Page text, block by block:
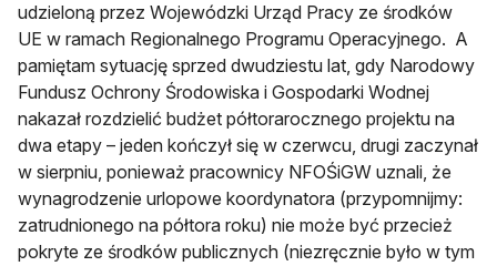
udzieloną przez Wojewódzki Urząd Pracy ze środków
UE w ramach Regionalnego Programu Operacyjnego. A
pamiętam sytuację sprzed dwudziestu lat, gdy Narodowy
Fundusz Ochrony Środowiska i Gospodarki Wodnej
nakazał rozdzielić budżet półtorarocznego projektu na
dwa etapy – jeden kończył się w czerwcu, drugi zaczynał
w sierpniu, ponieważ pracownicy NFOŚiGW uznali, że
wynagrodzenie urlopowe koordynatora (przypomnijmy:
zatrudnionego na półtora roku) nie może być przecież
pokryte ze środków publicznych (niezręcznie było w tym